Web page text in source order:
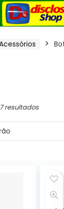
resultados